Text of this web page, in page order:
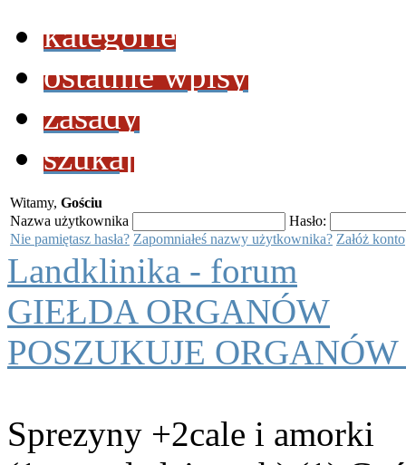
kategorie
ostatnie wpisy
zasady
szukaj
Witamy, Gościu
Nazwa użytkownika
Hasło:
Nie pamiętasz hasła? Zapomniałeś nazwy użytkownika? Załóż konto
Landklinika - forum
GIEŁDA ORGANÓW
POSZUKUJE
Sprezyny +2cale i amorki